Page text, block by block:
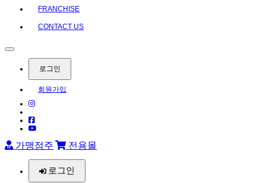
FRANCHISE
CONTACT US
로그인
회원가입
가맹점주 전용몰
로그인